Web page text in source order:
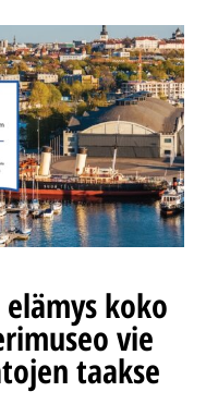
koko
vie
taakse